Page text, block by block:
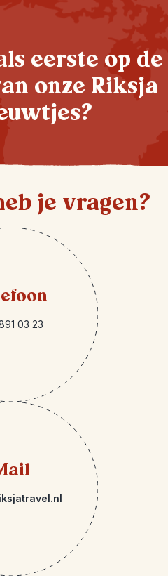
eerste op de
onze Riksja
je vragen?
03 23